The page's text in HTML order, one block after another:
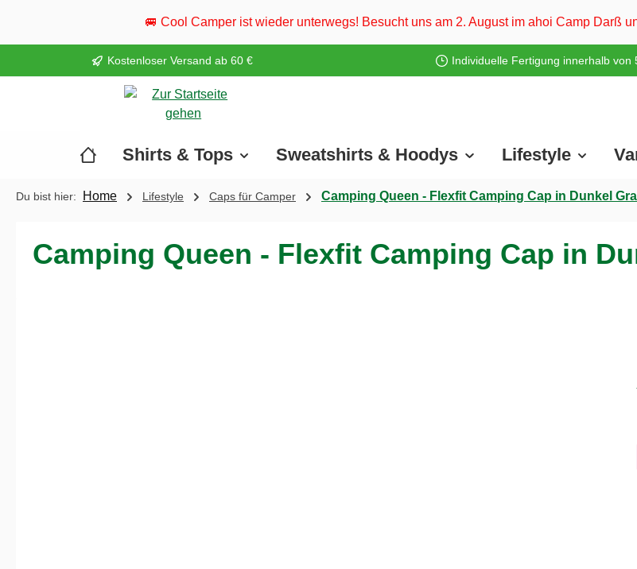
Zur Hauptnavigation springen
🚐 Cool Camper ist wieder unterwegs! Besucht uns am 2. August im ahoi Camp Darß und vom 3. bis 5.
Kostenloser Versand ab 60 € Individuelle Fertigung innerhalb von
Shirts & Tops Sweatshirts & Hoodys Lifestyle
Du bist hier: Home Lifestyle Caps für Camper Camping Queen - Flexfit Camping Cap in Dunkel
Camping Queen - Flexfit Camping Cap in